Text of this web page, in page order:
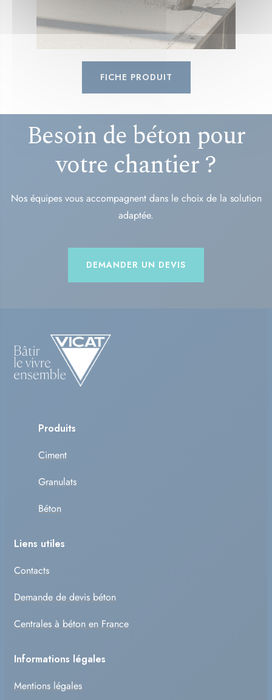
FICHE PRODUIT
Besoin de béton pour
votre chantier ?
Nos équipes vous accompagnent dans le choix de la solution
adaptée.
DEMANDER UN DEVIS
Produits
Ciment
Granulats
Béton
Liens utiles
Contacts
Demande de devis béton
Centrales à béton en France
Informations légales
Mentions légales